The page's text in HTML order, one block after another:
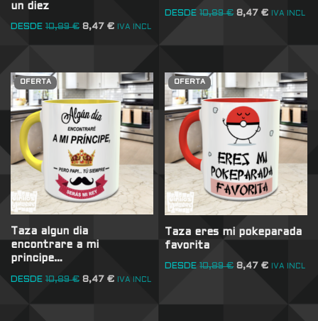
un diez
DESDE 10,89€ 8,47 € IVA INCL
DESDE 10,89€ 8,47€ IVA INCL
OFERTA
Taza algun dia
encontrare a mi
principe…
DESDE 10,89€ 8,47 € IVA INCL
OFERTA
Taza eres mi pokeparada
favorita
DESDE 10,89€ 8,47€ IVA INCL